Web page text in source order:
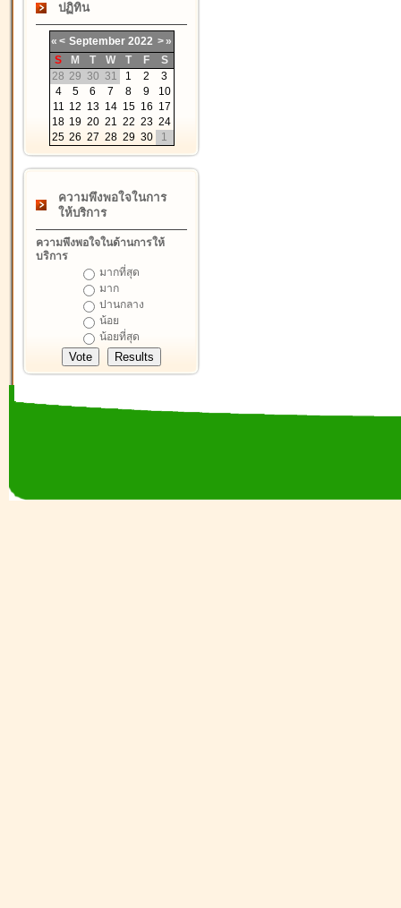
ปฏิทิน
« < September 2022 >»
S
M T W T F
S
28 29 30 31 1 2
3
4
5 6 7 8 9
10
11 12 13 14 15 16 17
18 19 20 21 22 23 24
25 26 27 28 29 30 1
ความพึงพอใจในการ
ให้บริการ
ความพึงพอใจในด้านการให้
บริการ
มากที่สุด
มาก
ปานกลาง
น้อย
น้อยที่สุด